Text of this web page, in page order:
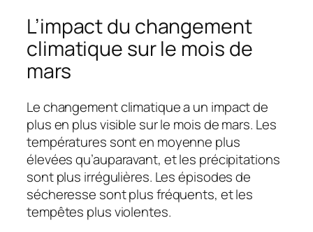
L’impact du changement
climatique sur le mois de
mars
Le changement climatique a un impact de
plus en plus visible sur le mois de mars. Les
températures sont en moyenne plus
élevées qu’auparavant, et les précipitations
sont plus irrégulières. Les épisodes de
sécheresse sont plus fréquents, et les
tempêtes plus violentes.